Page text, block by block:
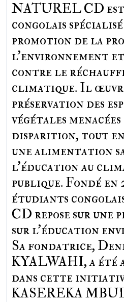
NATUREL CD est
congolais
promotion de la
l’environnement
contre le
climatique. Il
préservation des
végétales
disparition, tout
une alimentation
l'éducation au
publique. Fondé en
étudiants
CD repose sur une
sur l'éducation
Sa fondatrice,
KYALWAHI, a été
dans cette
KASEREKA